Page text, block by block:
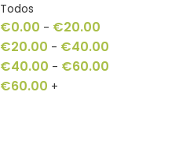
Todos
€0.00 - €20.00
€20.00 - €40.00
€40.00 - €60.00
€60.00 +